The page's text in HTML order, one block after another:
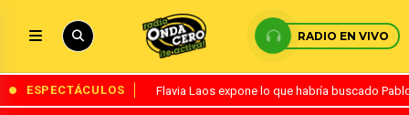
RADIO EN VIVO
ESPECTÁCULOS Flavia Laos expone lo que habría buscado